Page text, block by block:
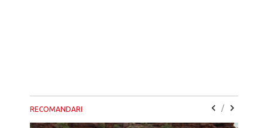
RECOMANDARI /